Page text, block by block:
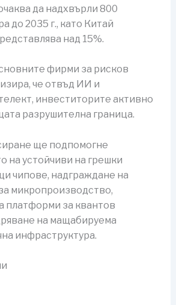
да надхвърли 800
до 2035 г., като Китай
над 15%.
фирми за рисков
че отвъд ИИ и
инвеститорите активно
разрушителна граница.
ще подпомогне
на устойчиви на грешки
чипове, надграждане на
микропроизводство,
платформи за квантов
на мащабируема
инфраструктура.